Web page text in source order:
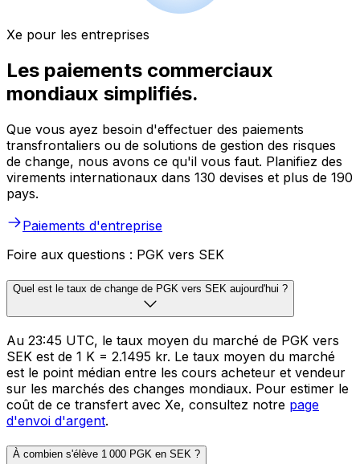
Xe pour les entreprises
Les paiements commerciaux
mondiaux simplifiés.
Que vous ayez besoin d'effectuer des paiements
transfrontaliers ou de solutions de gestion des risques
de change, nous avons ce qu'il vous faut. Planifiez des
virements internationaux dans 130 devises et plus de 190
pays.
Paiements d'entreprise
Foire aux questions : PGK vers SEK
Quel est le taux de change de PGK vers SEK aujourd'hui ?
Au 23:45 UTC, le taux moyen du marché de PGK vers
SEK est de 1 K = 2.1495 kr. Le taux moyen du marché
est le point médian entre les cours acheteur et vendeur
sur les marchés des changes mondiaux. Pour estimer le
coût de ce transfert avec Xe, consultez notre page
d'envoi d'argent.
À combien s'élève 1 000 PGK en SEK ?